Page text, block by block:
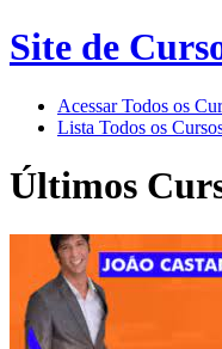
Site de
Acessar Todos os
Lista Todos os
Últimos